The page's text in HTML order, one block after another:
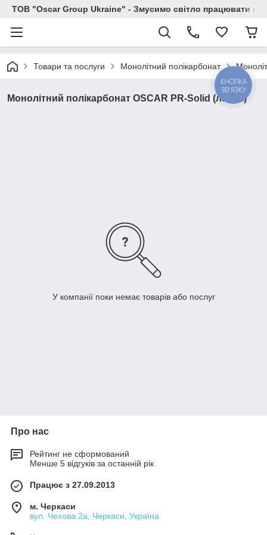
ТОВ "Oscar Group Ukraine" - Змусимо світло працювати на
Товари та послуги Монолітний полікарбонат
Монолітний полікарбонат OSCAR PR-Solid (листи)
У компанії поки немає товарів або послуг
Про нас
Рейтинг не сформований
Менше 5 відгуків за останній рік
Працює з 27.09.2013
м. Черкаси
вул. Чехова 2а, Черкаси, Україна
КНОПКА
ЗВ'ЯЗКУ